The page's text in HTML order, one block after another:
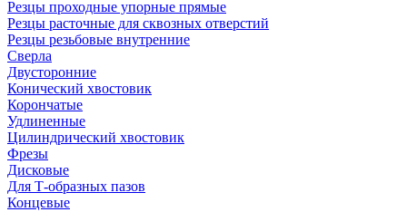
Резцы проходные упорные прямые
Резцы расточные для сквозных отверстий
Резцы резьбовые внутренние
Сверла
Двусторонние
Конический хвостовик
Корончатые
Удлиненные
Цилиндрический хвостовик
Фрезы
Дисковые
Для Т-образных пазов
Концевые